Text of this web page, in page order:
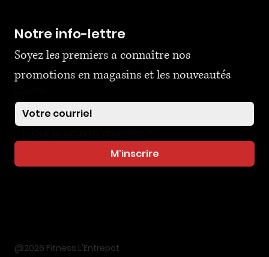
Notre info-lettre
Soyez les premiers a connaître nos
promotions en magasins et les nouveautés
M'inscrire
@2026 Fitness L'Entrepot